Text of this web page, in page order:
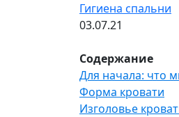
Гигиена спальни
03.07.21
Содержание
Для начала: что
Форма кровати
Изголовье